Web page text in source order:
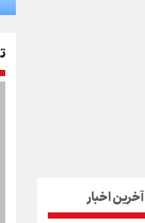
آخرین اخبار